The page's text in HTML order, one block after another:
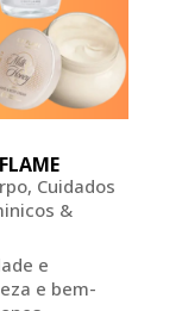
, Cuidados
&
e
e bem-